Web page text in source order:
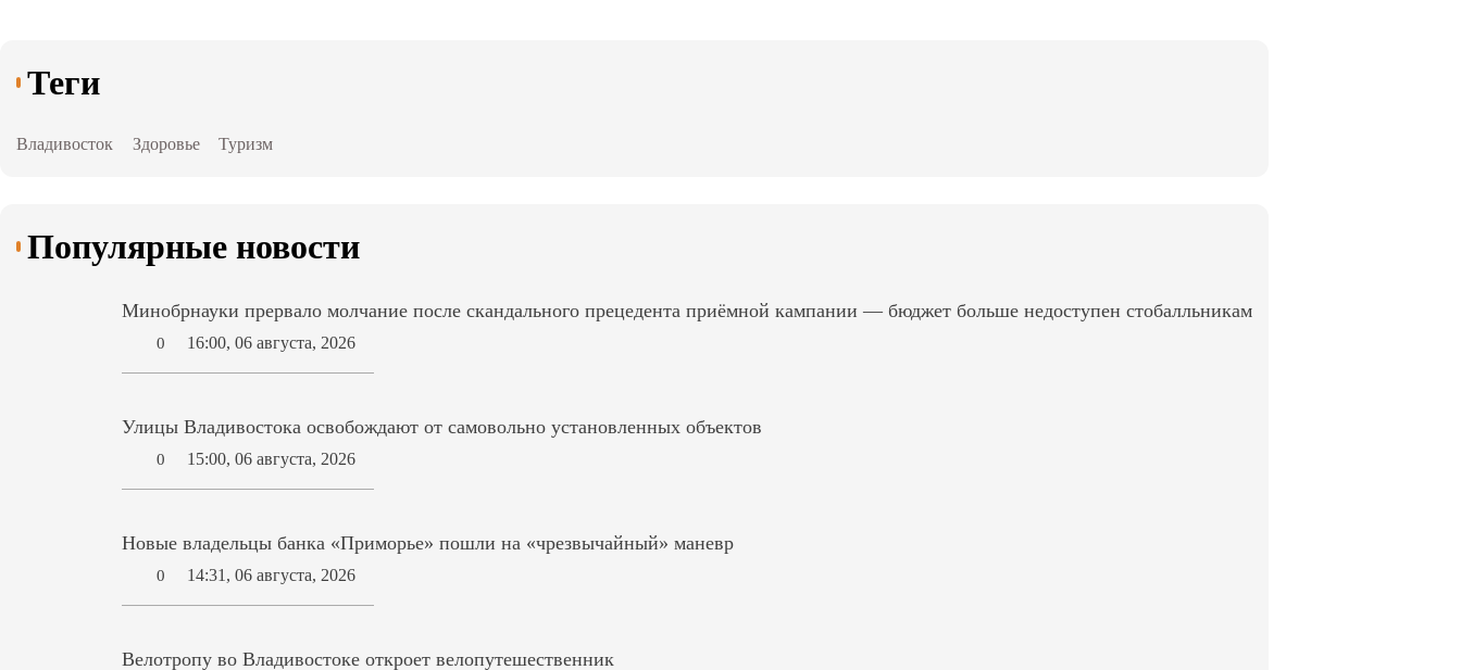
Теги
Владивосток Здоровье Туризм
Популярные новости
Минобрнауки прервало молчание после скандального прецедента приёмной кампании — бюджет больше недоступен стобалльникам
0 16:00, 06 августа, 2026
Улицы Владивостока освобождают от самовольно установленных объектов
0 15:00, 06 августа, 2026
Новые владельцы банка «Приморье» пошли на «чрезвычайный» маневр
0 14:31, 06 августа, 2026
Велотропу во Владивостоке откроет велопутешественник